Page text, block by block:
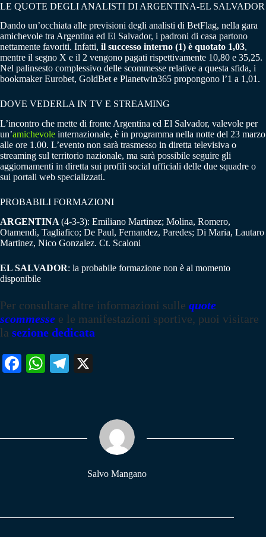
LE QUOTE DEGLI ANALISTI DI ARGENTINA-EL SALVADOR
Dando un’occhiata alle previsioni degli analisti di BetFlag, nella gara
amichevole tra Argentina ed El Salvador, i padroni di casa partono
nettamente favoriti. Infatti, il successo interno (1) è quotato 1,03,
mentre il segno X e il 2 vengono pagati rispettivamente 10,80 e 35,25.
Nel palinsesto complessivo delle scommesse relative a questa sfida, i
bookmaker Eurobet, GoldBet e Planetwin365 propongono l’1 a 1,01.
DOVE VEDERLA IN TV E STREAMING
L’incontro che mette di fronte Argentina ed El Salvador, valevole per
un’amichevole internazionale, è in programma nella notte del 23 marzo
alle ore 1.00. L’evento non sarà trasmesso in diretta televisiva o
streaming sul territorio nazionale, ma sarà possibile seguire gli
aggiornamenti in diretta sui profili social ufficiali delle due squadre o
sui portali web specializzati.
PROBABILI FORMAZIONI
ARGENTINA (4-3-3): Emiliano Martinez; Molina, Romero,
Otamendi, Tagliafico; De Paul, Fernandez, Paredes; Di Maria, Lautaro
Martinez, Nico Gonzalez. Ct. Scaloni
EL SALVADOR: la probabile formazione non è al momento
disponibile
Per consultare altre informazioni sulle quote
scommesse e le manifestazioni sportive, puoi visitare
la sezione dedicata
Fa W
pp
Te
m
Salvo Mangano